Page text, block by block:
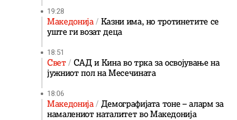
19:28
Македонија Казни има, но тротинетите се
уште ги возат деца
18:51
Свет САД и Кина во трка за освојување на
јужниот пол на Месечината
18:06
Македонија Демографијата тоне – аларм за
намалениот наталитет во Македонија